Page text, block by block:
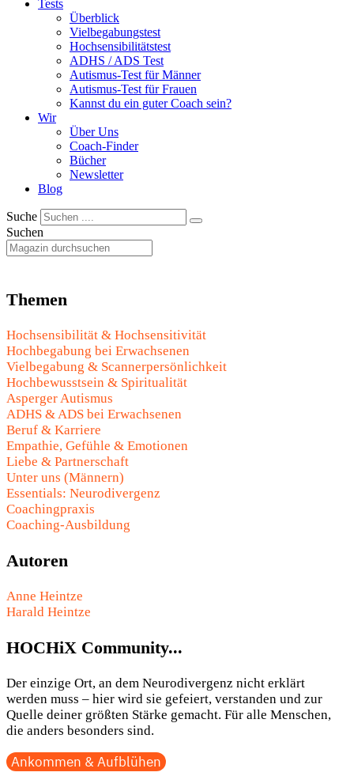
Tests
Überblick
Vielbegabungstest
Hochsensibilitätstest
ADHS / ADS Test
Autismus-Test für Männer
Autismus-Test für Frauen
Kannst du ein guter Coach sein?
Wir
Über Uns
Coach-Finder
Bücher
Newsletter
Blog
Suche
Suchen
Themen
Hochsensibilität & Hochsensitivität
Hochbegabung bei Erwachsenen
Vielbegabung & Scannerpersönlichkeit
Hochbewusstsein & Spiritualität
Asperger Autismus
ADHS & ADS bei Erwachsenen
Beruf & Karriere
Empathie, Gefühle & Emotionen
Liebe & Partnerschaft
Unter uns (Männern)
Essentials: Neurodivergenz
Coachingpraxis
Coaching-Ausbildung
Autoren
Anne Heintze
Harald Heintze
HOCHiX Community...
Der einzige Ort, an dem Neurodivergenz nicht erklärt
werden muss – hier wird sie gefeiert, verstanden und zur
Quelle deiner größten Stärke gemacht. Für alle Menschen,
die anders besonders sind.
Ankommen & Aufblühen